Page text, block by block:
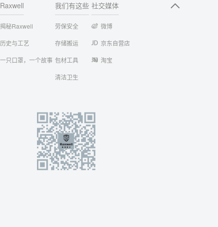
Raxwell
揭秘Raxwell
历史与工艺
一只口罩，一个故事
我们有这些
劳保安全
存储搬运
包材工具
清洁卫生
社交媒体
微博
京东自营店
淘宝